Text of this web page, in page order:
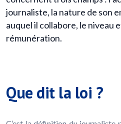
journaliste, la nature de son
auquel il collabore, le niveau
rémunération.
Que dit la loi ?